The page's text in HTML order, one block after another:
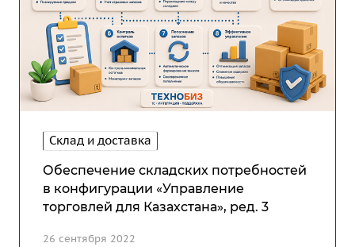
Склад и доставка
26 сентября 2022
Обеспечение складских потребностей
в конфигурации «Управление
торговлей для Казахстана», ред. 3